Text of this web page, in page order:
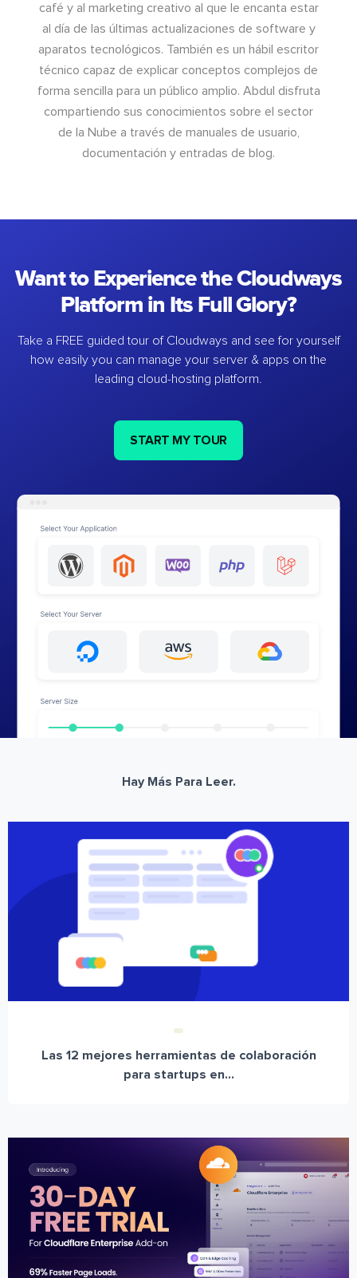
café y al marketing creativo al que le encanta estar
al día de las últimas actualizaciones de software y
aparatos tecnológicos. También es un hábil escritor
técnico capaz de explicar conceptos complejos de
forma sencilla para un público amplio. Abdul disfruta
compartiendo sus conocimientos sobre el sector
de la Nube a través de manuales de usuario,
documentación y entradas de blog.
Want to Experience the Cloudways
Platform in Its Full Glory?
Take a FREE guided tour of Cloudways and see for yourself
how easily you can manage your server & apps on the
leading cloud-hosting platform.
START MY TOUR
Hay Más Para Leer.
Las 12 mejores herramientas de colaboración
para startups en...